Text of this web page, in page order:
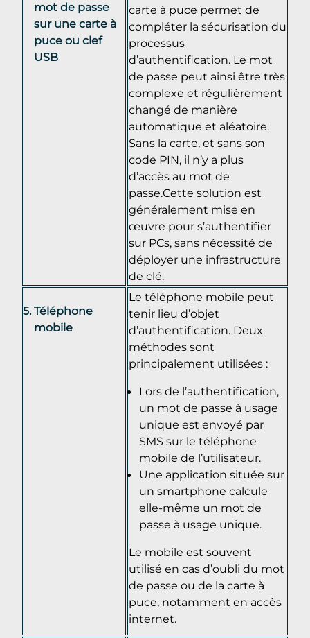
mot de passe
sur une carte à
puce ou clef
USB
carte à puce permet de
compléter la sécurisation du
processus
d’authentification. Le mot
de passe peut ainsi être très
complexe et régulièrement
changé de manière
automatique et aléatoire.
Sans la carte, et sans son
code PIN, il n’y a plus
d’accès au mot de
passe.Cette solution est
généralement mise en
œuvre pour s’authentifier
sur PCs, sans nécessité de
déployer une infrastructure
de clé.
Téléphone
mobile
Le téléphone mobile peut
tenir lieu d’objet
d’authentification. Deux
méthodes sont
principalement utilisées :
Lors de l’authentification,
un mot de passe à usage
unique est envoyé par
SMS sur le téléphone
mobile de l’utilisateur.
Une application située sur
un smartphone calcule
elle-même un mot de
passe à usage unique.
Le mobile est souvent
utilisé en cas d’oubli du mot
de passe ou de la carte à
puce, notamment en accès
internet.